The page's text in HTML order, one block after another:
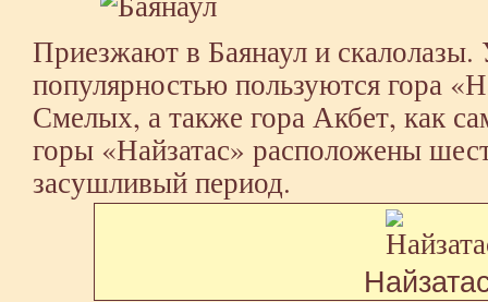
Приезжают в Баянаул и скалолазы.
популярностью пользуются гора
Смелых, а также гора Акбет, как
горы «Найзатас» расположены
засушливый период.